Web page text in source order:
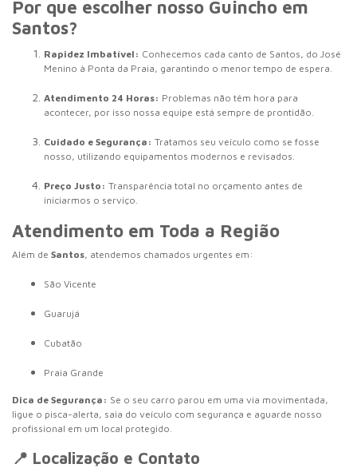
Por que escolher nosso Guincho em
Santos?
Rapidez Imbatível: Conhecemos cada canto de Santos, do José
Menino à Ponta da Praia, garantindo o menor tempo de espera.
Atendimento 24 Horas: Problemas não têm hora para
acontecer, por isso nossa equipe está sempre de prontidão.
Cuidado e Segurança: Tratamos seu veículo como se fosse
nosso, utilizando equipamentos modernos e revisados.
Preço Justo: Transparência total no orçamento antes de
iniciarmos o serviço.
Atendimento em Toda a Região
Além de Santos, atendemos chamados urgentes em:
São Vicente
Guarujá
Cubatão
Praia Grande
Dica de Segurança: Se o seu carro parou em uma via movimentada,
ligue o pisca-alerta, saia do veículo com segurança e aguarde nosso
profissional em um local protegido.
📍 Localização e Contato